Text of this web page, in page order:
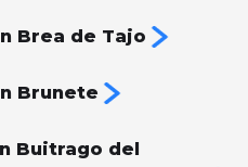
Brea de Tajo
Brunete
Buitrago del